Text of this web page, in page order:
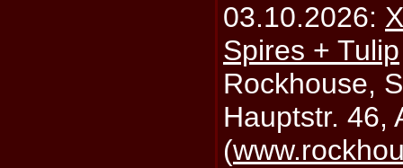
03.10.2026:
Spires + Tulip
Rockhouse,
Hauptstr. 46,
(